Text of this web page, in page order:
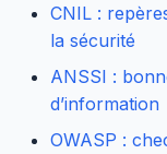
CNIL :
la sécurité
ANSSI :
d’information
OWASP :